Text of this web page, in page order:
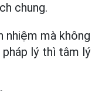
chung.
nhiệm mà không
lý thì tâm lý